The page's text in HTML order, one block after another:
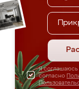
Я соглашаюсь
согласно